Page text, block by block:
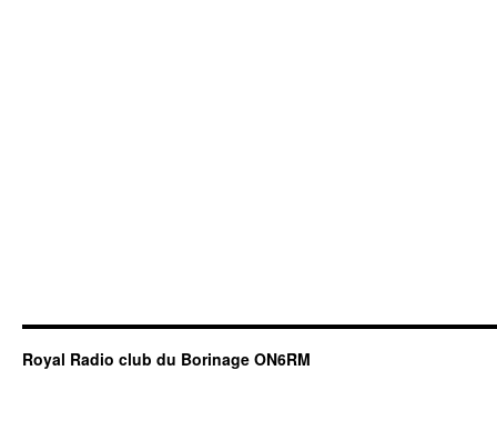
Royal Radio club du Borinage ON6RM